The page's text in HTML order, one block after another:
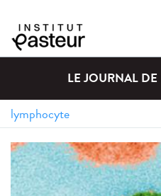
LE JOURNAL